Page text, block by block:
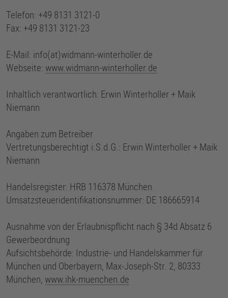
Telefon: +49 8131 3121-0
Fax: +49 8131 3121-23
E-Mail: info(at)widmann-winterholler.de
Webseite: www.widmann-winterholler.de
Inhaltlich verantwortlich: Erwin Winterholler + Maik
Niemann
Angaben zum Betreiber
Vertretungsberechtigt i.S.d.G.: Erwin Winterholler + Maik
Niemann
Handelsregister: HRB 116378 München
Umsatzsteueridentifikationsnummer: DE 186665914
Ausnahme von der Erlaubnispflicht nach § 34d Absatz 6
Gewerbeordnung
Aufsichtsbehörde: Industrie- und Handelskammer für
München und Oberbayern, Max-Joseph-Str. 2, 80333
München, www.ihk-muenchen.de